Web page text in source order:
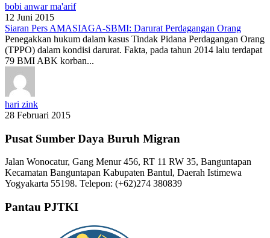
bobi anwar ma'arif
12 Juni 2015
Siaran Pers AMASIAGA-SBMI: Darurat Perdagangan Orang
Penegakkan hukum dalam kasus Tindak Pidana Perdagangan Orang
(TPPO) dalam kondisi darurat. Fakta, pada tahun 2014 lalu terdapat
79 BMI ABK korban...
hari zink
28 Februari 2015
Pusat Sumber Daya Buruh Migran
Jalan Wonocatur, Gang Menur 456, RT 11 RW 35, Banguntapan
Kecamatan Banguntapan Kabupaten Bantul, Daerah Istimewa
Yogyakarta 55198. Telepon: (+62)274 380839
Pantau PJTKI